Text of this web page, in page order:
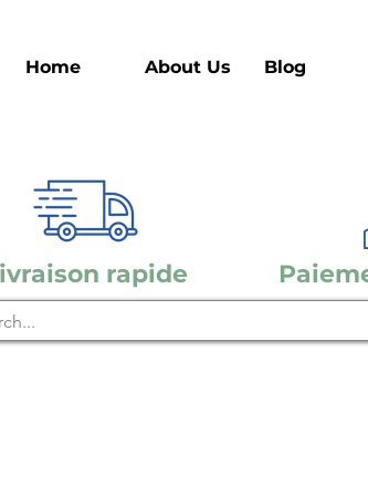
Home About Us Blog
rapide